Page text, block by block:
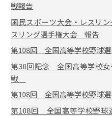
戦報告
国民スポーツ大会・レスリ
スリング選手権大会 報告
第108回 全国高等学校野球
第30回記念 全国高等学校
戦
第108回 全国高等学校野球
第108回 全国高等学校野